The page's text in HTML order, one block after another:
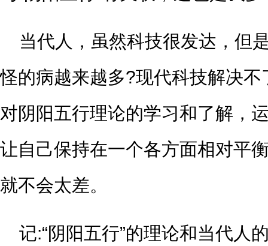
当代人，虽然科技很发达，但
怪的病越来越多?现代科技解决
对阴阳五行理论的学习和了解，
让自己保持在一个各方面相对平
就不会太差。
记:“阴阳五行”的理论和当代人